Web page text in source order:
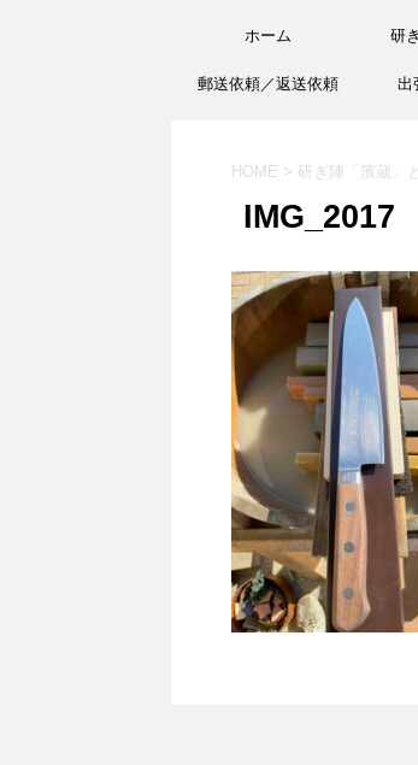
ホーム 研
郵送依頼／返送依頼 出
HOME > 研ぎ陣「濱蔵」
IMG_2017